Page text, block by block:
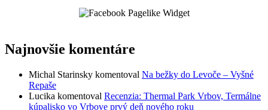
Najnovšie komentáre
Michal Starinsky komentoval Na bežky do Levoče – Vyšné
Repaše
Lucika komentoval Recenzia: Thermal Park Vrbov, Termálne
kúpalisko vo Vrbove prvý deň nového roku